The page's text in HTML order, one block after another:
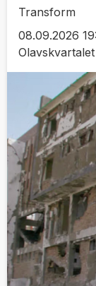
Transform
08.09.2026
Olavskvartalet